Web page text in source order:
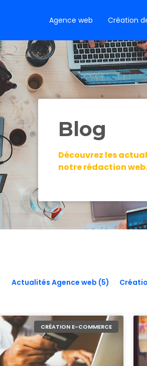
Agence web Création
Blog
Découvrez les
notre rédaction web.
Actualités Agence web (5)
CRÉATION E-COMMERCE